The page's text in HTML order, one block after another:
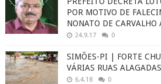
POR MOTIVO DE
NONATO DE CARVALHO
24.9.17 0
SIMÕES-PI | FORTE
VÁRIAS RUAS ALAGADAS
6.4.18 0